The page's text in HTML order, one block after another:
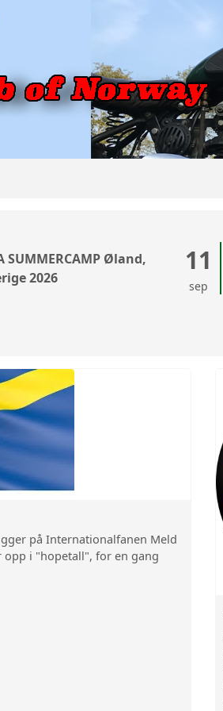
SUMMERCAMP Øland,
2026
11
sep
på Internationalfanen Meld
opp i "hopetall", for en gang